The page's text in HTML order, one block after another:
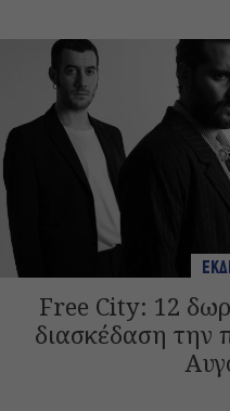
Free City: 12
διασκέδαση την